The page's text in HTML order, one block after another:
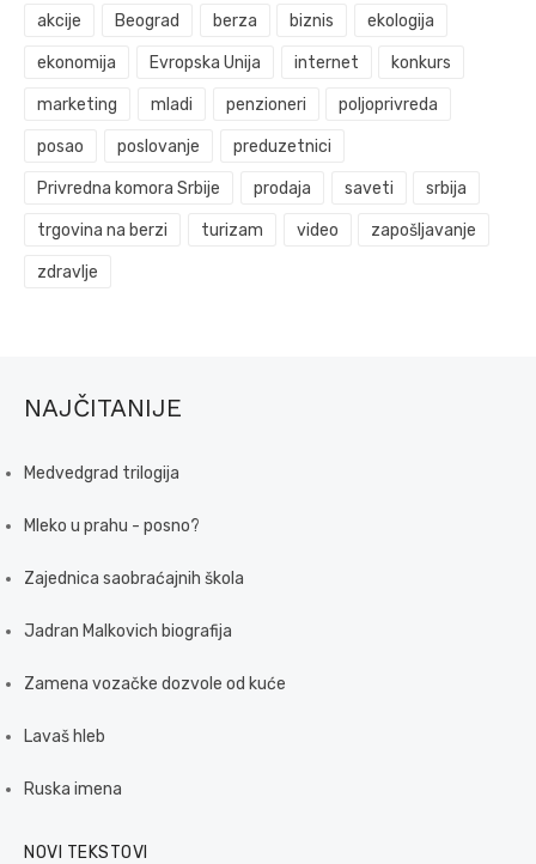
akcije Beograd berza biznis ekologija
ekonomija Evropska Unija internet konkurs
marketing mladi penzioneri poljoprivreda
posao poslovanje preduzetnici
Privredna komora Srbije prodaja saveti srbija
trgovina na berzi turizam video zapošljavanje
zdravlje
NAJČITANIJE
Medvedgrad trilogija
Mleko u prahu - posno?
Zajednica saobraćajnih škola
Jadran Malkovich biografija
Zamena vozačke dozvole od kuće
Lavaš hleb
Ruska imena
NOVI TEKSTOVI